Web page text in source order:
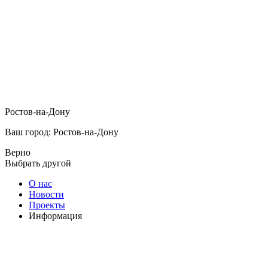
Ростов-на-Дону
Ваш город: Ростов-на-Дону
Верно
Выбрать другой
О нас
Новости
Проекты
Информация